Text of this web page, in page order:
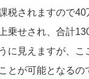
税されますので
乗せされ、合計
に見えますが、こ
とが可能となるの